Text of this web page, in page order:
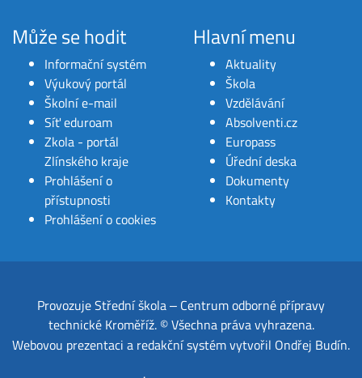
Může se hodit
Informační systém
Výukový portál
Školní e-mail
Síť eduroam
Zkola - portál
Zlínského kraje
Prohlášení o
přístupnosti
Prohlášení o cookies
Hlavní menu
Aktuality
Škola
Vzdělávání
Absolventi.cz
Europass
Úřední deska
Dokumenty
Kontakty
ProvozujeStřední škola ‒ Centrum odborné přípravy
technické Kroměříž. © Všechna práva vyhrazena.
Webovou prezentaci a redakční systémvytvořil Ondřej Budín.